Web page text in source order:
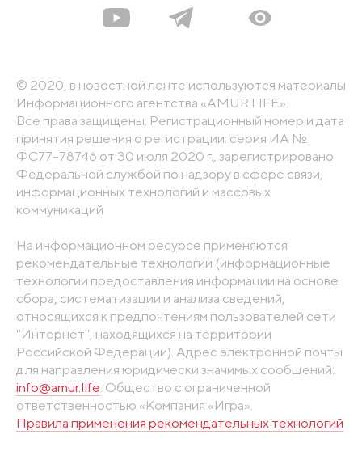
© 2020, в новостной ленте используются материалы
Информационного агентства «AMUR.LIFE».
Все права защищены. Регистрационный номер и дата
принятия решения о регистрации: серия ИА №
ФС77-78746 от 30 июля 2020 г., зарегистрировано
Федеральной службой по надзору в сфере связи,
информационных технологий и массовых
коммуникаций
На информационном ресурсе применяются
рекомендательные технологии (информационные
технологии предоставления информации на основе
сбора, систематизации и анализа сведений,
относящихся к предпочтениям пользователей сети
"Интернет", находящихся на территории
Российской Федерации). Адрес электронной почты
для направления юридически значимых сообщений:
info@amur.life. Общество с ограниченной
ответственностью «Компания «Игра».
Правила применения рекомендательных технологий